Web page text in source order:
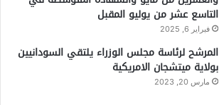
التاسع عشر من يوليو المقبل
فبراير 6, 2025
المرشح لرئاسة مجلس الوزراء يلتقي السودانيين
بولاية ميتشجان الامريكية
مارس 20, 2023